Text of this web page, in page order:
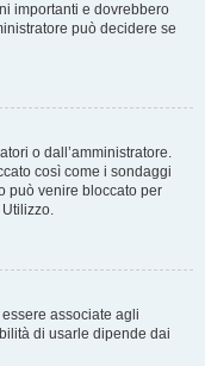
importanti e dovrebbero
può decidere se
o dall’amministratore.
così come i sondaggi
può venire bloccato per
associate agli
di usarle dipende dai